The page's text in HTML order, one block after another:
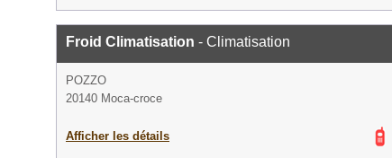
Froid Climatisation - Climatisation
POZZO
20140 Moca-croce
Afficher les détails